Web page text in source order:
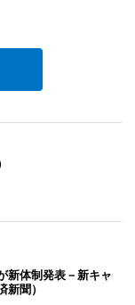
新体制発表－新キャ
聞）